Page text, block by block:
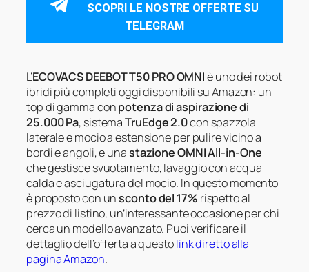
SCOPRI LE NOSTRE OFFERTE SU
TELEGRAM
L’ECOVACS DEEBOT T50 PRO OMNIè uno dei robot
ibridi più completi oggi disponibili su Amazon: un
top di gamma conpotenza di aspirazione di
25.000 Pa, sistemaTruEdge 2.0con spazzola
laterale e mocio a estensione per pulire vicino a
bordi e angoli, e unastazione OMNI All-in-One
che gestisce svuotamento, lavaggio con acqua
calda e asciugatura del mocio. In questo momento
è proposto con unsconto del 17% rispetto al
prezzo di listino, un’interessante occasione per chi
cerca un modello avanzato. Puoi verificare il
dettaglio dell’offerta a questolink diretto alla
pagina Amazon.